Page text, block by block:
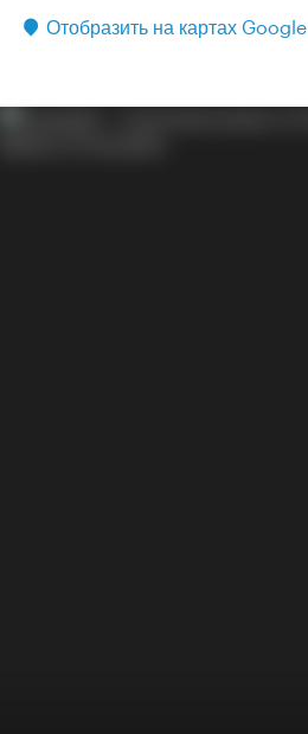
Отобразить на картах Google